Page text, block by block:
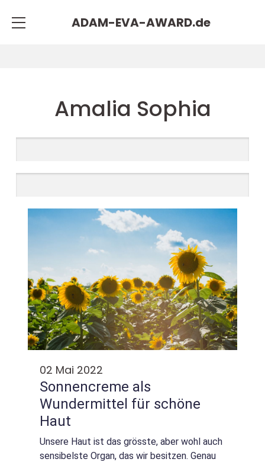
ADAM-EVA-AWARD.de
Amalia Sophia
02 Mai 2022
Sonnencreme als
Wundermittel für schöne
Haut
Unsere Haut ist das grösste, aber wohl auch
sensibelste Organ, das wir besitzen. Genau